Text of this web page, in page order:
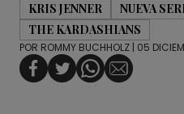
KRIS JENNER
NUEVA
THE KARDASHIANS
POR ROMMY BUCHHOLZ | 05